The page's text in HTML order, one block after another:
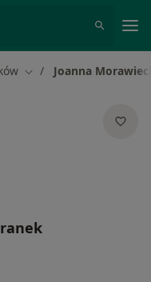
Zmień miasto
Joanna